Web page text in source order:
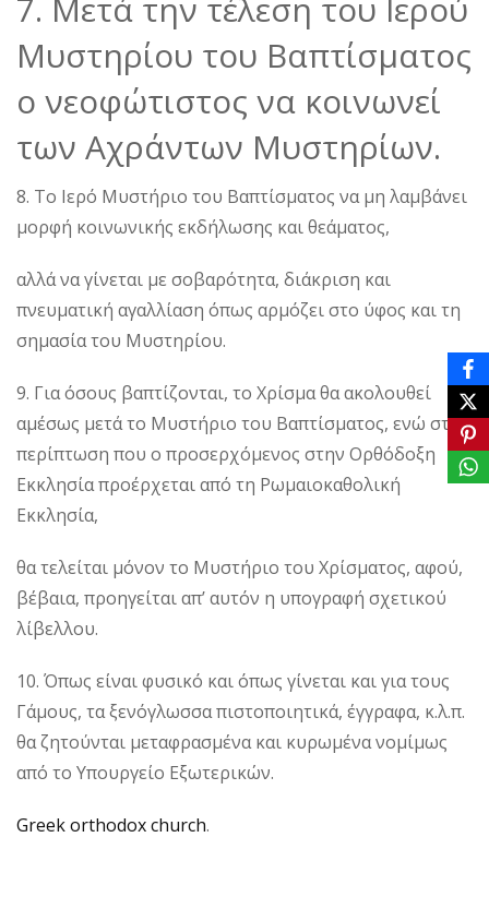
7. Μετά την τέλεση του Ιερού
Μυστηρίου του Βαπτίσματος
ο νεοφώτιστος να κοινωνεί
των Αχράντων Μυστηρίων.
8. Το Ιερό Μυστήριο του Βαπτίσματος να μη λαμβάνει
μορφή κοινωνικής εκδήλωσης και θεάματος,
αλλά να γίνεται με σοβαρότητα, διάκριση και
πνευματική αγαλλίαση όπως αρμόζει στο ύφος και τη
σημασία του Μυστηρίου.
9. Για όσους βαπτίζονται, το Χρίσμα θα ακολουθεί
αμέσως μετά το Μυστήριο του Βαπτίσματος, ενώ στην
περίπτωση που ο προσερχόμενος στην Ορθόδοξη
Εκκλησία προέρχεται από τη Ρωμαιοκαθολική
Εκκλησία,
θα τελείται μόνον το Μυστήριο του Χρίσματος, αφού,
βέβαια, προηγείται απ’ αυτόν η υπογραφή σχετικού
λίβελλου.
10. Όπως είναι φυσικό και όπως γίνεται και για τους
Γάμους, τα ξενόγλωσσα πιστοποιητικά, έγγραφα, κ.λ.π.
θα ζητούνται μεταφρασμένα και κυρωμένα νομίμως
από το Υπουργείο Εξωτερικών.
Greek orthodox church.